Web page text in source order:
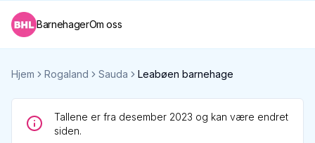
BarnehagerOm oss
Hjem Rogaland Sauda Leabøen barnehage
Tallene er fra desember 2023 og kan være endret
siden.